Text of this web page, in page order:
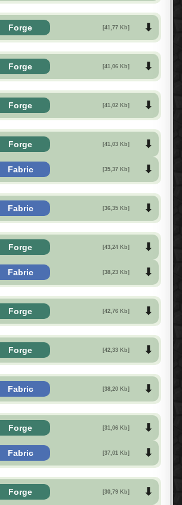
Forge [41,77 Kb]
Forge [41,06 Kb]
Forge [41,02 Kb]
Forge [41,03 Kb]
Fabric [35,37 Kb]
Fabric [36,35 Kb]
Forge [43,24 Kb]
Fabric [38,23 Kb]
Forge [42,76 Kb]
Forge [42,33 Kb]
Fabric [38,20 Kb]
Forge [31,06 Kb]
Fabric [37,01 Kb]
Forge [30,79 Kb]